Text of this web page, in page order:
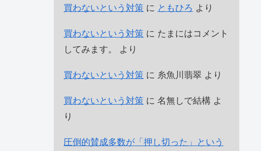
買わないという対策 に ともひろ より
買わないという対策 に たまにはコメント
してみます。
より
買わないという対策 に 糸魚川翡翠 より
買わないという対策 に 名無しで結構 よ
り
圧倒的賛成多数が「押し切った」という